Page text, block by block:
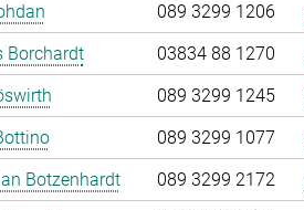
089 3299 1206
Borchardt
03834 88 1270
089 3299 1245
089 3299 1077
Botzenhardt
089 3299 2172